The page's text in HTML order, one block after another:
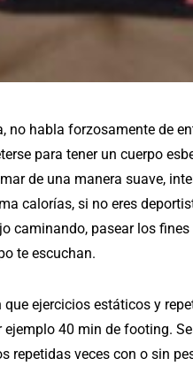
no habla forzosamente de
para tener un cuerpo
de una manera suave,
calorías, si no eres
caminando, pasear los
te escuchan.
ejercicios estáticos y
40 min de footing.
repetidas veces con o sin